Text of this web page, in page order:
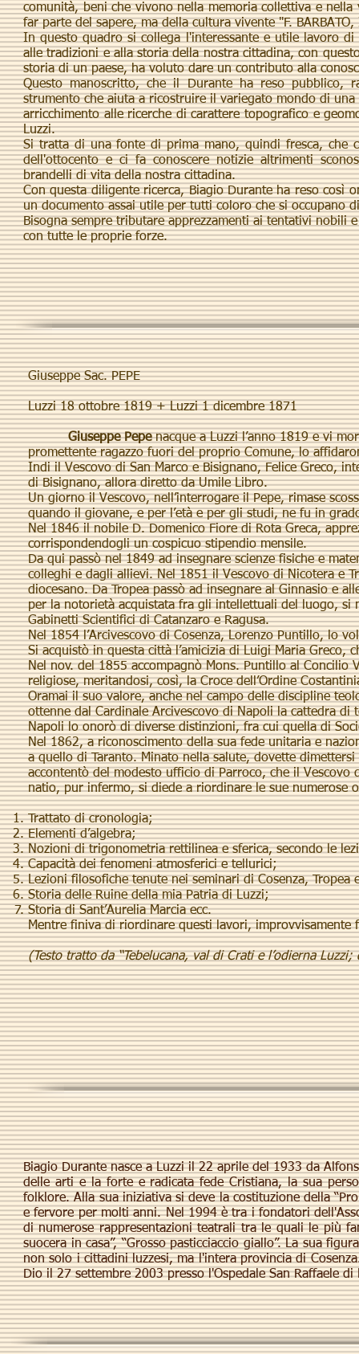
comunità, beni che vivono nella memoria collettiva e
far parte del sapere, ma della cultura vivente "F.
In questo quadro si collega l'interessante e utile lavoro
alle tradizioni e alla storia della nostra cittadina, con
storia di un paese, ha voluto dare un contributo alla
Questo manoscritto, che il Durante ha reso pubblico,
strumento che aiuta a ricostruire il variegato mondo di
arricchimento alle ricerche di carattere topografico e
Luzzi.
Si tratta di una fonte di prima mano, quindi fresca, che
dell'ottocento e ci fa conoscere notizie altrimenti
brandelli di vita della nostra cittadina.
Con questa diligente ricerca, Biagio Durante ha reso così
un documento assai utile per tutti coloro che si occupano
Bisogna sempre tributare apprezzamenti ai tentativi nobili
con tutte le proprie forze.
Giuseppe Sac. PEPE
Luzzi 18 ottobre 1819 + Luzzi 1 dicembre 1871
Giuseppe Pepenacque a Luzzi l’anno 1819 e vi
promettente ragazzo fuori del proprio Comune, lo
Indi il Vescovo di San Marco e Bisignano, Felice Greco,
di Bisignano, allora diretto da Umile Libro.
Un giorno il Vescovo, nell’interrogare il Pepe, rimase
quando il giovane, e per l’età e per gli studi, ne fu in
Nel 1846 il nobile D. Domenico Fiore di Rota Greca,
corrispondendogli un cospicuo stipendio mensile.
Da qui passò nel 1849 ad insegnare scienze fisiche e
colleghi e dagli allievi. Nel 1851 il Vescovo di Nicotera e
diocesano. Da Tropea passò ad insegnare al Ginnasio e
per la notorietà acquistata fra gli intellettuali del luogo, si
Gabinetti Scientifici di Catanzaro e Ragusa.
Nel 1854 l’Arcivescovo di Cosenza, Lorenzo Puntillo, lo
Si acquistò in questa città l’amicizia di Luigi Maria Greco,
Nel nov. del 1855 accompagnò Mons. Puntillo al
religiose, meritandosi, così, la Croce dell’Ordine
Oramai il suo valore, anche nel campo delle discipline
ottenne dal Cardinale Arcivescovo di Napoli la cattedra di
Napoli lo onorò di diverse distinzioni, fra cui quella di
Nel 1862, a riconoscimento della sua fede unitaria e
a quello di Taranto. Minato nella salute, dovette
accontentò del modesto ufficio di Parroco, che il
natio, pur infermo, si diede a riordinare le sue numerose
Trattato di cronologia;
Elementi d’algebra;
Nozioni di trigonometria rettilinea e sferica, secondo le
Capacità dei fenomeni atmosferici e tellurici;
Lezioni filosofiche tenute nei seminari di Cosenza, Tropea
Storia delle Ruine della mia Patria di Luzzi;
Storia di Sant’Aurelia Marcia ecc.
Mentre finiva di riordinare questi lavori,
(Testo tratto da “Tebelucana, val di Crati e l’odierna
Biagio Durante nasce a Luzzi il 22 aprile del 1933 da
delle arti e la forte e radicata fede Cristiana, la sua
folklore. Alla sua iniziativa si deve la costituzione della
e fervore per molti anni. Nel 1994 è tra i fondatori
di numerose rappresentazioni teatrali tra le quali le più
suocera in casa”, “Grosso pasticciaccio giallo”. La sua
non solo i cittadini luzzesi, ma l'intera provincia di
Dio il 27 settembre 2003 presso l'Ospedale San Raffaele di